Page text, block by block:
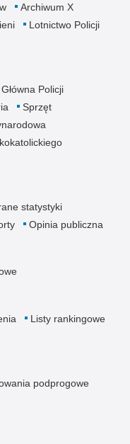
Archiwum X
Lotnictwo Policji
Policji
Sprzęt
statystyki
Opinia publiczna
Listy rankingowe
podprogowe